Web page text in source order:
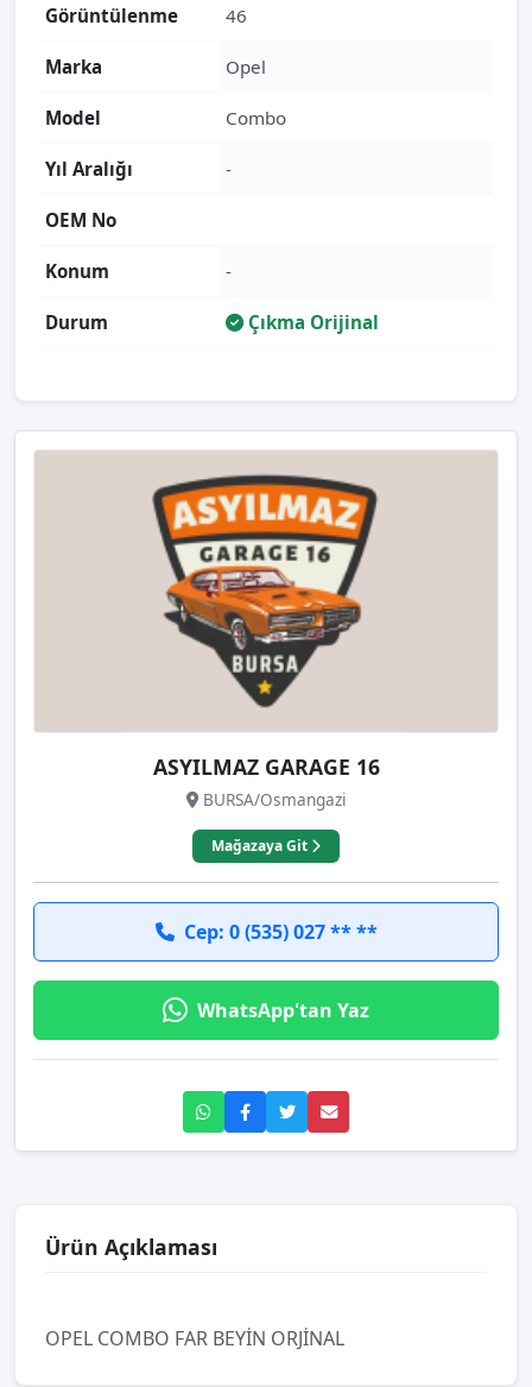
Görüntülenme 46
Marka Opel
Model Combo
Yıl Aralığı -
OEM No
Konum -
Durum Çıkma Orijinal
ASYILMAZ GARAGE 16
BURSA/Osmangazi
Mağazaya Git
Cep: 0 (535) 027 ** **
WhatsApp'tan Yaz
Ürün Açıklaması
OPEL COMBO FAR BEYİN ORJİNAL